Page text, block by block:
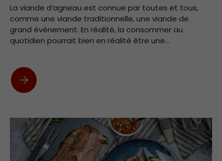
La viande d’agneau est connue par toutes et tous,
comme une viande traditionnelle, une viande de
grand événement. En réalité, la consommer au
quotidien pourrait bien en réalité être une...
La viande d'agneau : un atout pour votre santé